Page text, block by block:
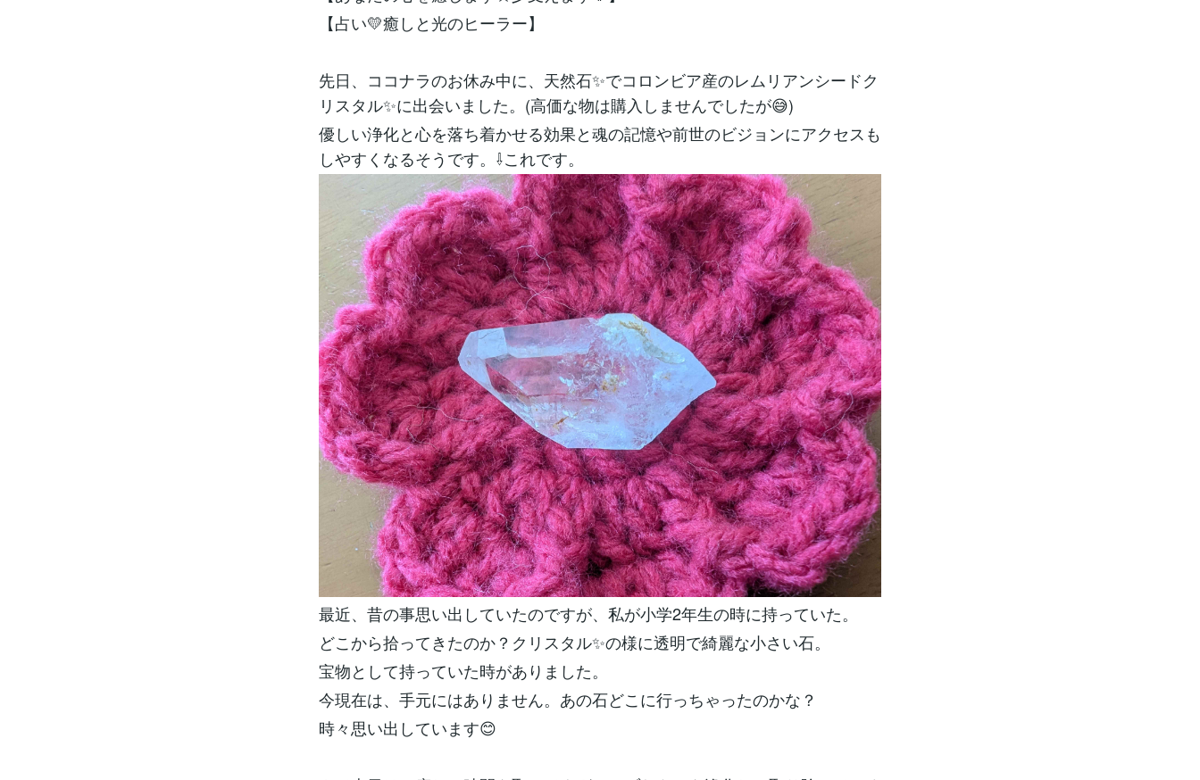
【占い💛癒しと光のヒーラー】
先日、ココナラのお休み中に、天然石✨でコロンビア産のレムリアンシードク
リスタル✨に出会いました。(高価な物は購入しませんでしたが😅)
優しい浄化と心を落ち着かせる効果と魂の記憶や前世のビジョンにアクセスも
しやすくなるそうです。⇩これです。
最近、昔の事思い出していたのですが、私が小学2年生の時に持っていた。
どこから拾ってきたのか？クリスタル✨の様に透明で綺麗な小さい石。
宝物として持っていた時がありました。
今現在は、手元にはありません。あの石どこに行っちゃったのかな？
時々思い出しています😊